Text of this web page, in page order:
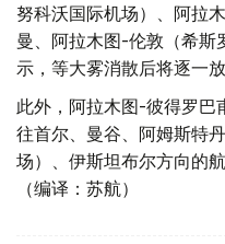
努科沃国际机场）、阿拉
曼、阿拉木图-伦敦（希斯
示，等大雾消散后将逐一放
此外，阿拉木图-彼得罗巴
往首尔、曼谷、阿姆斯特
场）、伊斯坦布尔方向的
（编译：苏航）